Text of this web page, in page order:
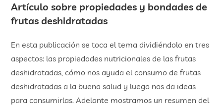
Artículo sobre propiedades y bondades de
frutas deshidratadas
En esta publicación se toca el tema dividiéndolo en tres
aspectos: las propiedades nutricionales de las frutas
deshidratadas, cómo nos ayuda el consumo de frutas
deshidratadas a la buena salud y luego nos da ideas
para consumirlas. Adelante mostramos un resumen del